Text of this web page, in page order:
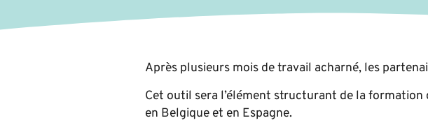
Après plusieurs mois de travail acharné, les
Cet outil sera l’élément structurant de la formation
en Belgique et en Espagne.